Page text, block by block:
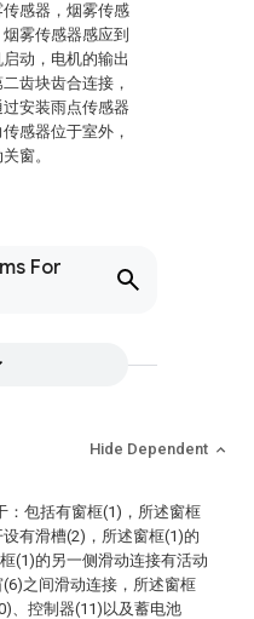
感器，烟雾传感
雾传感器感应到
动，电机的输出
齿块齿合连接，
安装雨点传感器
感器位于室外，
窗。
For
Hide Dependent
：包括有窗框(1)，所述窗框
有滑槽(2)，所述窗框(1)的
(1)的另一侧滑动连接有活动
之间滑动连接，所述窗框
、控制器(11)以及蓄电池